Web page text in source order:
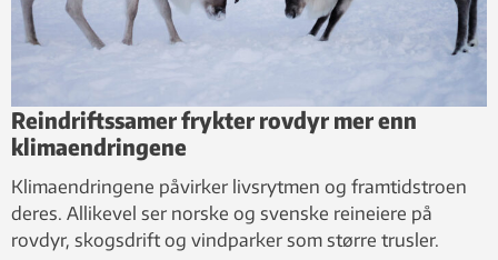
Reindriftssamer frykter rovdyr mer enn
klimaendringene
Klimaendringene påvirker livsrytmen og framtidstroen
deres. Allikevel ser norske og svenske reineiere på
rovdyr, skogsdrift og vindparker som større trusler.